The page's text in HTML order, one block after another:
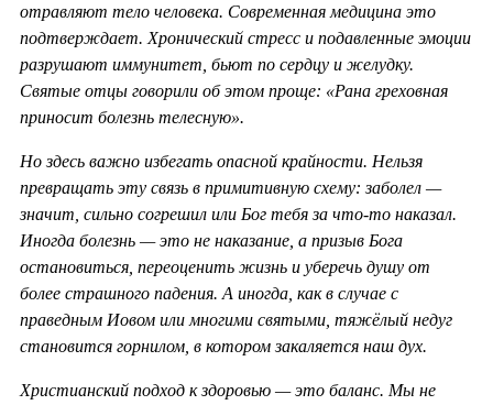
отравляют тело человека. Современная медицина это
подтверждает. Хронический стресс и подавленные эмоции
разрушают иммунитет, бьют по сердцу и желудку.
Святые отцы говорили об этом проще: «Рана греховная
приносит болезнь телесную».
Но здесь важно избегать опасной крайности. Нельзя
превращать эту связь в примитивную схему: заболел —
значит, сильно согрешил или Бог тебя за что-то наказал.
Иногда болезнь — это не наказание, а призыв Бога
остановиться, переоценить жизнь и уберечь душу от
более страшного падения. А иногда, как в случае с
праведным Иовом или многими святыми, тяжёлый недуг
становится горнилом, в котором закаляется наш дух.
Христианский подход к здоровью — это баланс. Мы не